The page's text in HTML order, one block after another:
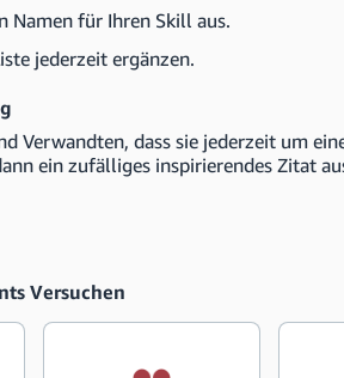
Namen für Ihren Skill aus.
jederzeit ergänzen.
Verwandten, dass sie jederzeit um
ein zufälliges inspirierendes Zitat
Versuchen